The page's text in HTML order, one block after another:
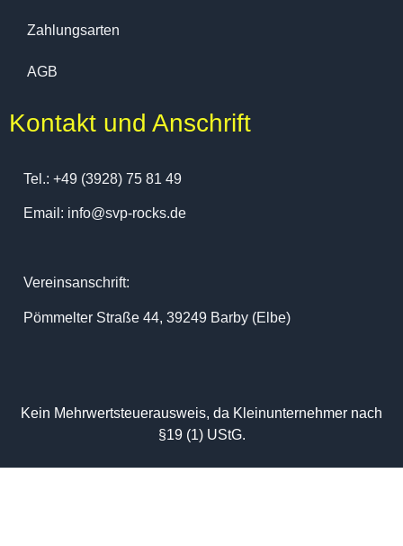
Zahlungsarten
AGB
Kontakt und Anschrift
Tel.: +49 (3928) 75 81 49
Email: info@svp-rocks.de
Vereinsanschrift:
Pömmelter Straße 44, 39249 Barby (Elbe)
Kein Mehrwertsteuerausweis, da Kleinunternehmer nach
§19 (1) UStG.